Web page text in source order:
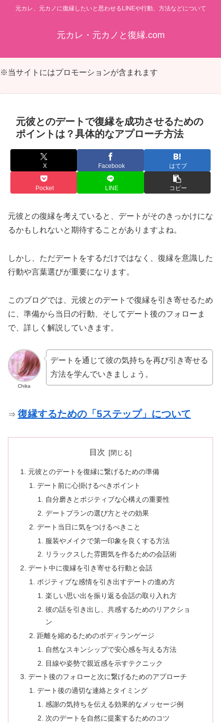
元カレ、元カノに復縁したいと思わせるLINEや行動、方法などについて
元カレ・元カノと復縁.com
※当サイトにはプロモーションが含まれます
元彼とのデートで復縁を成功させるための
ポイントは？具体的なアプローチ方法
X Facebook はてブ
Pocket LINE コピー
元彼との復縁を考えていると、デートがそのきっかけにな
るかもしれないと期待することがありますよね。
しかし、ただデートをするだけではなく、復縁を意識した
行動や言葉選びが重要になります。
このブログでは、元彼とのデートで復縁を引き寄せるため
に、準備から当日の行動、そしてデート後のフォローま
で、詳しく解説していきます。
Chika
デートを通じて彼の気持ちを再び引き寄せる
方法を学んでいきましょう。
⇒ 復縁するための「5ステップ」について
目次
元彼とのデートを復縁に繋げるための準備
デート前に心掛けるべきポイント
自分磨きとポジティブな心構えの重要性
デートプランの選び方とその効果
デート当日に気をつけるべきこと
服装やメイクで第一印象を良くする方法
リラックスした雰囲気を作るための会話術
デート中に復縁を引き寄せる行動と会話
ポジティブな感情を引き出すデートの進め方
楽しい思い出を振り返る会話の取り入れ方
彼の話を引き出し、共感するためのリアクショ
ン
距離を縮めるためのボディランゲージ
自然なスキンシップで安心感を与える方法
目線や姿勢で親近感を示すテクニック
デート後のフォローと次に繋げるためのアプローチ
デート後の適切な連絡とタイミング
感謝の気持ちを伝える効果的なメッセージ例
次のデートを自然に提案するためのコツ